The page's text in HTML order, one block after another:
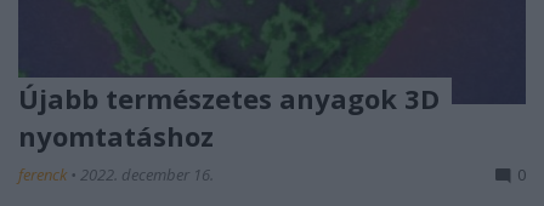
Újabb természetes anyagok 3D
nyomtatáshoz
ferenck • 2022. december 16. 0